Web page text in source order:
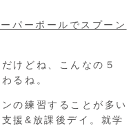
パーボールでスプーン
けどね、こんなの５
るね。
の練習することが多い
援&放課後デイ。就学